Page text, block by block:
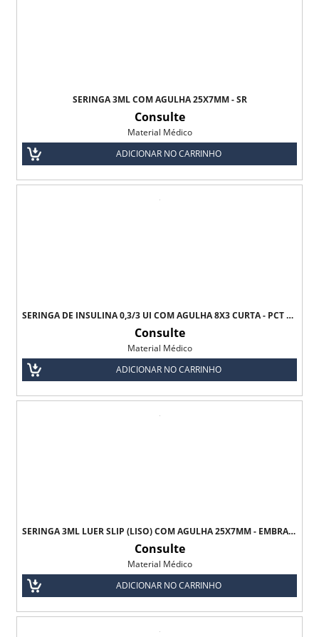
SERINGA 3ML COM AGULHA 25X7MM - SR
Consulte
Material Médico
ADICIONAR NO CARRINHO
SERINGA DE INSULINA 0,3/3 UI COM AGULHA 8X3 CURTA - PCT C/10 UNDS - ULTRA-FINE BD
Consulte
Material Médico
ADICIONAR NO CARRINHO
SERINGA 3ML LUER SLIP (LISO) COM AGULHA 25X7MM - EMBRAMAC
Consulte
Material Médico
ADICIONAR NO CARRINHO